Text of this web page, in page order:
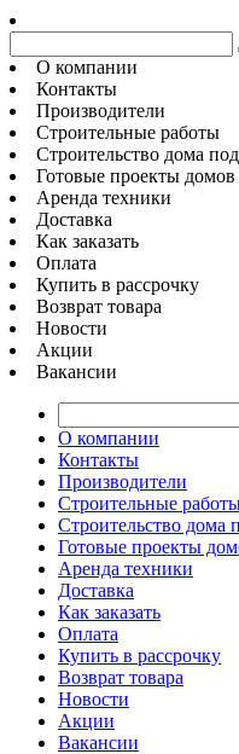
О компании
Контакты
Производители
Строительные работы
Строительство дома
Готовые проекты домов
Аренда техники
Доставка
Как заказать
Оплата
Купить в рассрочку
Возврат товара
Новости
Акции
Вакансии
О компании
Контакты
Производители
Строительные
Строительство дома
Готовые проекты
Аренда техники
Доставка
Как заказать
Оплата
Купить в рассрочку
Возврат товара
Новости
Акции
Вакансии